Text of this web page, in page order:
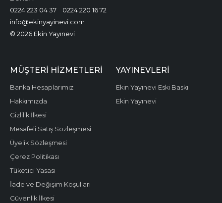
0224 223 04 37
0224 220 16 72
info@ekinyayinevi.com
© 2026 Ekin Yayınevi
MÜŞTERI HIZMETLERI
Banka Hesaplarımız
Hakkımızda
Gizlilik İlkesi
Mesafeli Satış Sözleşmesi
Üyelik Sözleşmesi
Çerez Politikası
Tüketici Yasası
İade ve Değişim Koşulları
Güvenlik İlkesi
YAYINEVLERI
Ekin Yayınevi Eski Baskı
Ekin Yayınevi